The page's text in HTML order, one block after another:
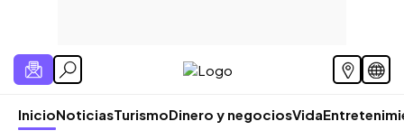
InicioNoticiasTurismoDinero y negociosVida